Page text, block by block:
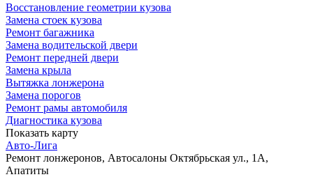
Восстановление геометрии кузова
Замена стоек кузова
Ремонт багажника
Замена водительской двери
Ремонт передней двери
Замена крыла
Вытяжка лонжерона
Замена порогов
Ремонт рамы автомобиля
Диагностика кузова
Показать карту
Авто-Лига
Ремонт лонжеронов, Автосалоны Октябрьская ул., 1А,
Апатиты